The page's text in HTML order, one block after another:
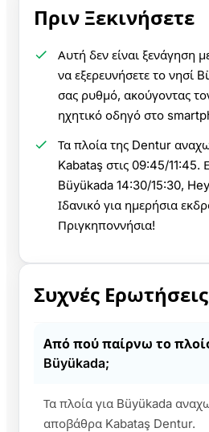
Πριν Ξεκινήσετε
Αυτή δεν είναι ξενάγηση
να εξερευνήσετε το νησί
σας ρυθμό, ακούγοντας
ηχητικό οδηγό στο
Τα πλοία της Dentur
Kabataş στις 09:45/11:45.
Büyükada 14:30/15:30,
Ιδανικό για ημερήσια
Πριγκηποννήσια!
Συχνές Ερωτήσεις
Από πού παίρνω το
Büyükada;
Τα πλοία για Büyükada
αποβάθρα Kabataş Dentur.